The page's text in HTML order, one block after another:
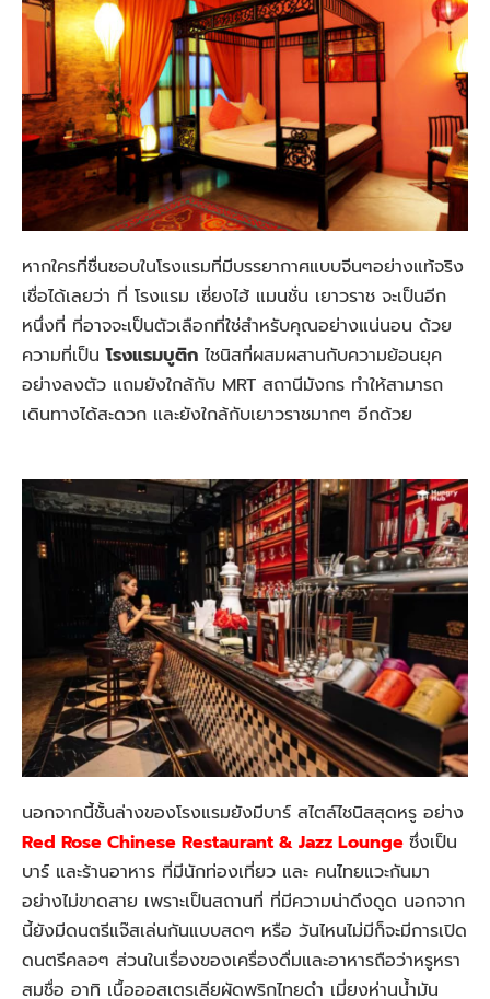
หากใครที่ชื่นชอบในโรงแรมที่มีบรรยากาศแบบจีนๆอย่างแท้จริง
เชื่อได้เลยว่า ที่ โรงแรม เซี่ยงไฮ้ แมนชั่น เยาวราช จะเป็นอีก
หนึ่งที่ ที่อาจจะเป็นตัวเลือกที่ใช่สำหรับคุณอย่างแน่นอน ด้วย
ความที่เป็นโรงแรมบูติก ไชนิสที่ผสมผสานกับความย้อนยุค
อย่างลงตัว แถมยังใกล้กับ MRT สถานีมังกร ทำให้สามารถ
เดินทางได้สะดวก และยังใกล้กับเยาวราชมากๆ อีกด้วย
นอกจากนี้ชั้นล่างของโรงแรมยังมีบาร์ สไตล์ไชนิสสุดหรู อย่าง
Red Rose Chinese Restaurant & Jazz Lounge ซึ่งเป็น
บาร์ และร้านอาหาร ที่มีนักท่องเที่ยว และ คนไทยแวะกันมา
อย่างไม่ขาดสาย เพราะเป็นสถานที่ ที่มีความน่าดึงดูด นอกจาก
นี้ยังมีดนตรีแจ๊สเล่นกันแบบสดๆ หรือ วันไหนไม่มีก็จะมีการเปิด
ดนตรีคลอๆ ส่วนในเรื่องของเครื่องดื่มและอาหารถือว่าหรูหรา
สมชื่อ อาทิ เนื้อออสเตรเลียผัดพริกไทยดํา เมี่ยงห่านน้ำมัน